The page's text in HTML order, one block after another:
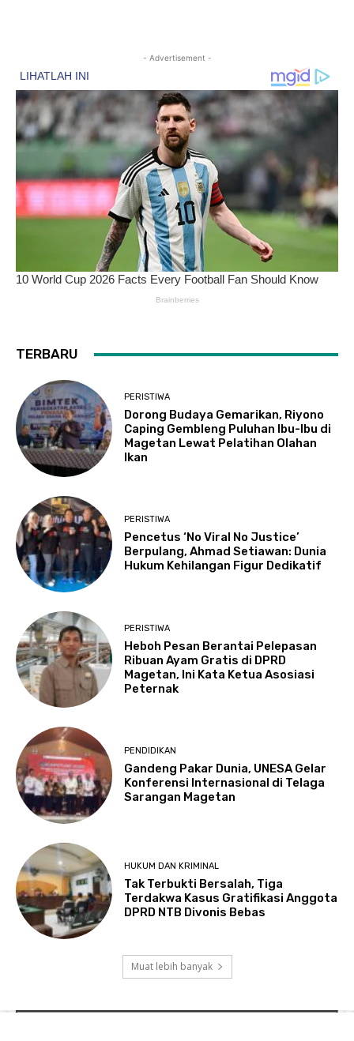
- Advertisement -
TERBARU
PERISTIWA
Dorong Budaya Gemarikan, Riyono
Caping Gembleng Puluhan Ibu-Ibu di
Magetan Lewat Pelatihan Olahan
Ikan
PERISTIWA
Pencetus ‘No Viral No Justice’
Berpulang, Ahmad Setiawan: Dunia
Hukum Kehilangan Figur Dedikatif
PERISTIWA
Heboh Pesan Berantai Pelepasan
Ribuan Ayam Gratis di DPRD
Magetan, Ini Kata Ketua Asosiasi
Peternak
PENDIDIKAN
Gandeng Pakar Dunia, UNESA Gelar
Konferensi Internasional di Telaga
Sarangan Magetan
HUKUM DAN KRIMINAL
Tak Terbukti Bersalah, Tiga
Terdakwa Kasus Gratifikasi Anggota
DPRD NTB Divonis Bebas
Muat lebih banyak